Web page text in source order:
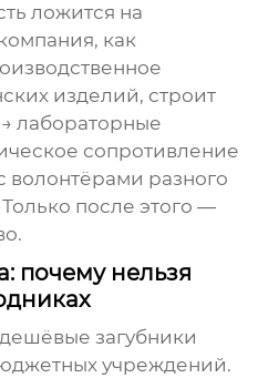
ложится на
как
изделий, строит
лабораторные
сопротивление
волонтёрами разного
после этого —
почему нельзя
дешёвыезагубники
учреждений.